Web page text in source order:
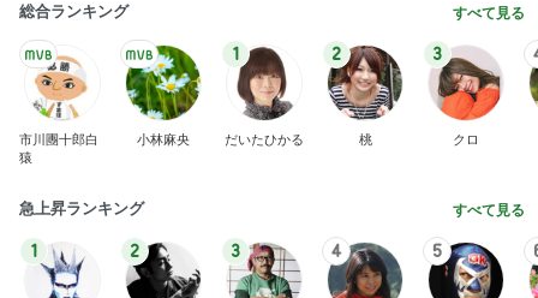
総合ランキング すべて見る
市川團十郎白
猿
小林麻央
1
だいたひかる
2
桃
3
クロ
急上昇ランキング すべて見る
1 2 3 4 5